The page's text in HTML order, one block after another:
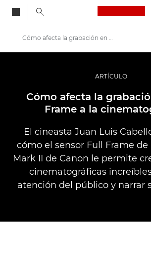
Fotografías y vídeos profesionales
Historias
Cómo afecta la grabación en Full Frame a la narración
ARTÍCULO
Cómo afecta la
Frame a la
El cineasta Juan Luis
cómo el sensor Full Frame de
Mark II de Canon le permite
cinematográficas
atención del público y narrar